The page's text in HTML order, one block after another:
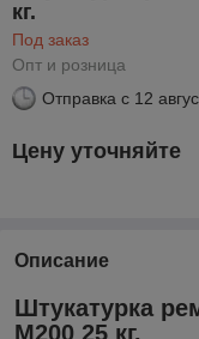
кг.
Под заказ
Опт и розница
Отправка с 12
Цену уточняйте
Описание
Штукатурка
М200 25 кг.